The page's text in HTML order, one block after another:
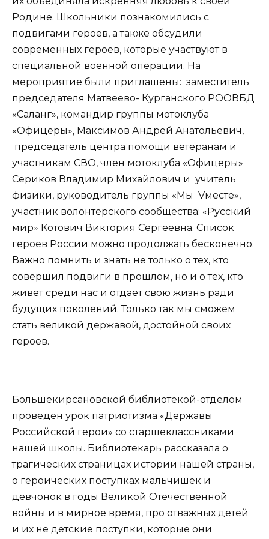
Родине. Школьники познакомились с
подвигами героев, а также обсудили
современных героев, которые участвуют в
специальной военной операции. На
мероприятие были приглашены: заместитель
председателя Матвеево- Курганского РООВБД
«Саланг», командир группы мотоклуба
«Офицеры», Максимов Андрей Анатольевич,
председатель центра помощи ветеранам и
участникам СВО, член мотоклуба «Офицеры»
Сериков Владимир Михайлович и учитель
физики, руководитель группы «Мы Vместе»,
участник волонтерского сообщества: «Русский
мир» Котович Виктория Сергеевна. Список
героев России можно продолжать бесконечно.
Важно помнить и знать не только о тех, кто
совершил подвиги в прошлом, но и о тех, кто
живет среди нас и отдает свою жизнь ради
будущих поколений. Только так мы сможем
стать великой державой, достойной своих
героев.
Большекирсановской библиотекой-отделом
проведен урок патриотизма «Державы
Российской герои» со старшеклассниками
нашей школы. Библиотекарь рассказала о
трагических страницах истории нашей страны,
о героических поступках мальчишек и
девчонок в годы Великой Отечественной
войны и в мирное время, про отважных детей
и их не детские поступки, которые они